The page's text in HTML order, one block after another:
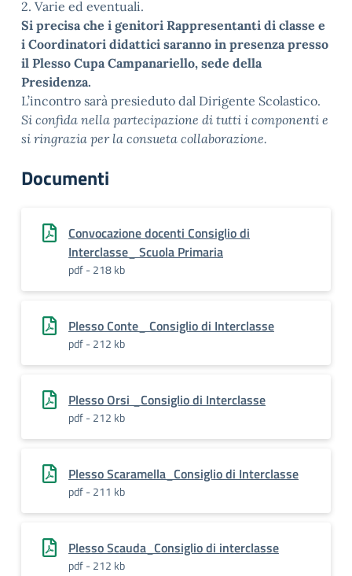
2. Varie ed eventuali.
Si precisa che i genitori Rappresentanti di classe e
i Coordinatori didattici saranno in presenza presso
il Plesso Cupa Campanariello, sede della
Presidenza.
L’incontro sarà presieduto dal Dirigente Scolastico.
Si confida nella partecipazione di tutti i componenti e
si ringrazia per la consueta collaborazione.
Documenti
Convocazione docenti Consiglio di
Interclasse_ Scuola Primaria
pdf - 218 kb
Plesso Conte_ Consiglio di Interclasse
pdf - 212 kb
Plesso Orsi _Consiglio di Interclasse
pdf - 212 kb
Plesso Scaramella_Consiglio di Interclasse
pdf - 211 kb
Plesso Scauda_Consiglio di interclasse
pdf - 212 kb